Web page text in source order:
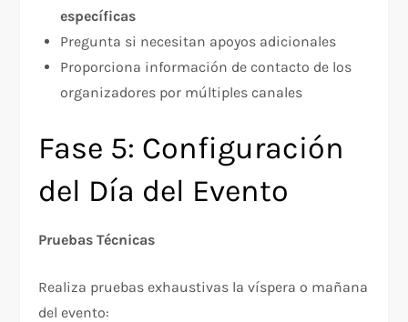
específicas
Pregunta si necesitan apoyos adicionales
Proporciona información de contacto de los
organizadores por múltiples canales
Fase 5: Configuración
del Día del Evento
Pruebas Técnicas
Realiza pruebas exhaustivas la víspera o mañana
del evento:​